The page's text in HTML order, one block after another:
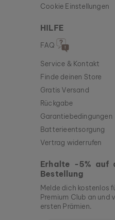
Cookie Einstellungen
HILFE
FAQ
Service & Kontakt
Finde deinen Store
Gratis Versand
Rückgabe
Garantiebedingungen
Batterieentsorgung
Vertrag widerrufen
Erhalte -5% auf
Bestellung
Melde dich kostenlos
Premium Club an und
ersten Prämien.